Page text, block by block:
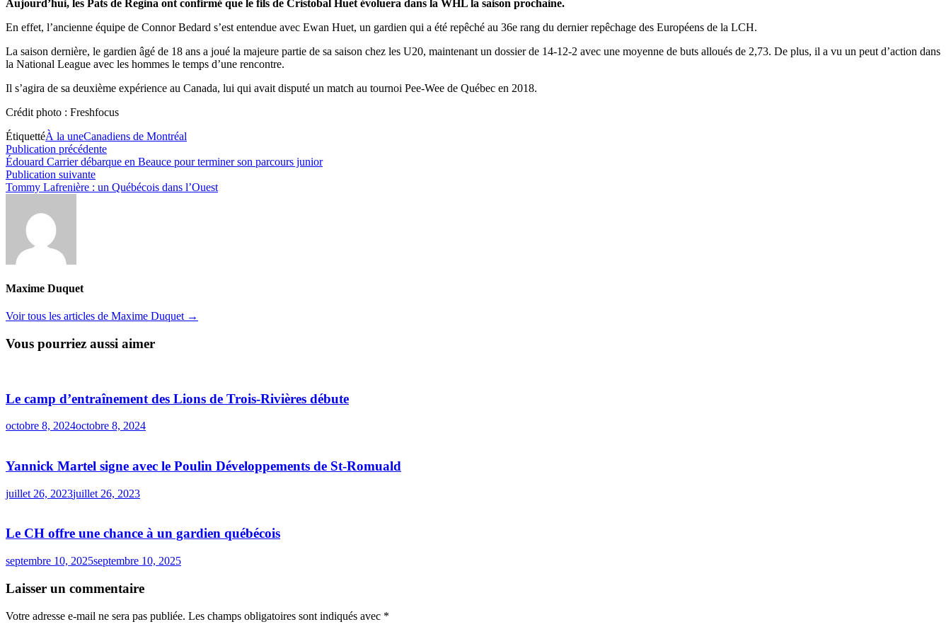
Aujourd’hui, les Pats de Regina ont confirmé que le fils de Cristobal Huet évoluera dans la WHL la saison prochaine.
En effet, l’ancienne équipe de Connor Bedard s’est entendue avec Ewan Huet, un gardien qui a été repêché au 36e rang du dernier repêchage des Européens de la LCH.
La saison dernière, le gardien âgé de 18 ans a joué la majeure partie de sa saison chez les U20, maintenant un dossier de 14-12-2 avec une moyenne de buts alloués de 2,73. De plus, il a vu un peut d’action dans
la National League avec les hommes le temps d’une rencontre.
Il s’agira de sa deuxième expérience au Canada, lui qui avait disputé un match au tournoi Pee-Wee de Québec en 2018.
Crédit photo : Freshfocus
ÉtiquettéÀ la uneCanadiens de Montréal
Navigation
de
l’article
Publication précédentePublication
précédente :
Édouard Carrier débarque en Beauce pour terminer son parcours junior
Publication suivantePublication
suivante :
Tommy Lafrenière : un Québécois dans l’Ouest
Maxime Duquet
Voir tous les articles de Maxime Duquet →
Vous pourriez aussi aimer
Le camp d’entraînement des Lions de Trois-Rivières débute
octobre 8, 2024octobre 8, 2024
Yannick Martel signe avec le Poulin Développements de St-Romuald
juillet 26, 2023juillet 26, 2023
Le CH offre une chance à un gardien québécois
septembre 10, 2025septembre 10, 2025
Laisser un commentaire
Votre adresse e-mail ne sera pas publiée. Les champs obligatoires sont indiqués avec *